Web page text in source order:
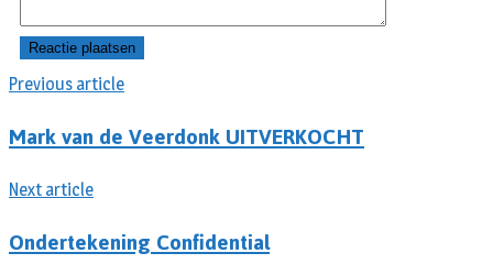
Previous article
Mark van de Veerdonk UITVERKOCHT
Next article
Ondertekening Confidential